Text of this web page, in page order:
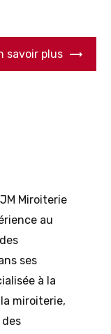
savoir plus
Miroiterie
au
ses
à la
miroiterie,